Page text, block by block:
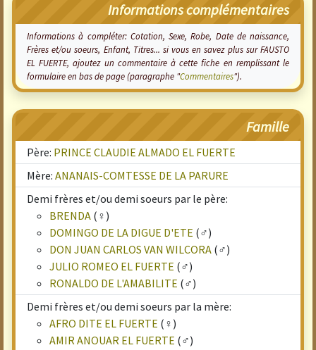
Informations complémentaires
Informations à compléter: Cotation, Sexe, Robe, Date de naissance,
Frères et/ou soeurs, Enfant, Titres... si vous en savez plus sur FAUSTO
EL FUERTE, ajoutez un commentaire à cette fiche en remplissant le
formulaire en bas de page (paragraphe "Commentaires").
Famille
Père: PRINCE CLAUDIE ALMADO EL FUERTE
Mère: ANANAIS-COMTESSE DE LA PARURE
Demi frères et/ou demi soeurs par le père:
BRENDA (♀)
DOMINGO DE LA DIGUE D'ETE (♂)
DON JUAN CARLOS VAN WILCORA (♂)
JULIO ROMEO EL FUERTE (♂)
RONALDO DE L'AMABILITE (♂)
Demi frères et/ou demi soeurs par la mère:
AFRO DITE EL FUERTE (♀)
AMIR ANOUAR EL FUERTE (♂)